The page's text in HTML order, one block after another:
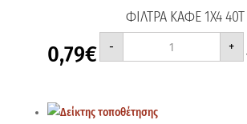
ΦΙΛΤΡΑ ΚΑΦΕ 1X4 40T
0,79€ -
ΦΙΛΤΡΑ
1X4
+